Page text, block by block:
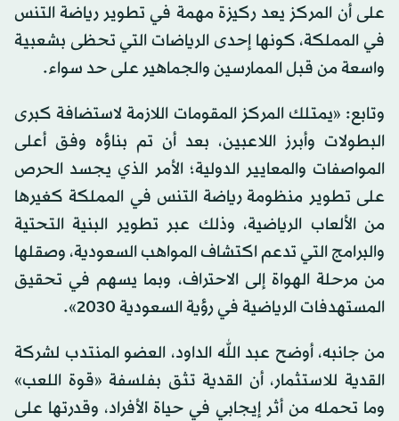
على أن المركز يعد ركيزة مهمة في تطوير رياضة التنس
في المملكة، كونها إحدى الرياضات التي تحظى بشعبية
واسعة من قبل الممارسين والجماهير على حد سواء.
وتابع: «يمتلك المركز المقومات اللازمة لاستضافة كبرى
البطولات وأبرز اللاعبين، بعد أن تم بناؤه وفق أعلى
المواصفات والمعايير الدولية؛ الأمر الذي يجسد الحرص
على تطوير منظومة رياضة التنس في المملكة كغيرها
من الألعاب الرياضية، وذلك عبر تطوير البنية التحتية
والبرامج التي تدعم اكتشاف المواهب السعودية، وصقلها
من مرحلة الهواة إلى الاحتراف، وبما يسهم في تحقيق
المستهدفات الرياضية في رؤية السعودية 2030».
من جانبه، أوضح عبد الله الداود، العضو المنتدب لشركة
القدية للاستثمار، أن القدية تثق بفلسفة «قوة اللعب»
وما تحمله من أثر إيجابي في حياة الأفراد، وقدرتها على